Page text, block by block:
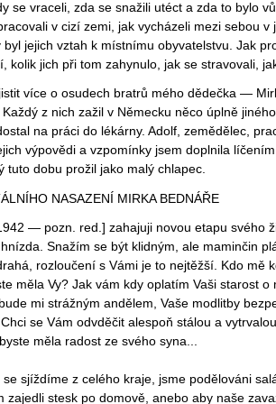
se vraceli, zda se snažili utéct a zda to bylo
v cizí zemi, jak vycházeli mezi sebou v
byl jejich vztah k místnímu obyvatelstvu. Jak
kolik jich při tom zahynulo, jak se stravovali, jak
více o osudech bratrů mého dědečka —
z nich zažil v Německu něco úplně
na práci do lékárny. Adolf, zemědělec,
výpovědi a vzpomínky jsem doplnila
tuto dobu prožil jako malý chlapec.
NASAZENÍ MIRKA BEDNÁŘE
— pozn. red.] zahajuji novou etapu svého
Snažím se být klidným, ale maminčin
rozloučení s Vámi je to nejtěžší. Kdo mě
měla Vy? Jak vám kdy oplatím Vaši starost o
mi strážným andělem, Vaše modlitby
se Vám odvděčit alespoň stálou a
měla radost ze svého syna...
sjíždíme z celého kraje, jsme podělováni
zajedli stesk po domově, anebo aby naše